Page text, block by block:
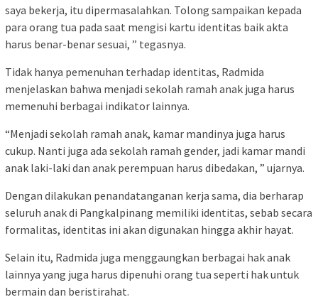
saya bekerja, itu dipermasalahkan. Tolong sampaikan kepada
para orang tua pada saat mengisi kartu identitas baik akta
harus benar-benar sesuai, ” tegasnya.
Tidak hanya pemenuhan terhadap identitas, Radmida
menjelaskan bahwa menjadi sekolah ramah anak juga harus
memenuhi berbagai indikator lainnya.
“Menjadi sekolah ramah anak, kamar mandinya juga harus
cukup. Nanti juga ada sekolah ramah gender, jadi kamar mandi
anak laki-laki dan anak perempuan harus dibedakan, ” ujarnya.
Dengan dilakukan penandatanganan kerja sama, dia berharap
seluruh anak di Pangkalpinang memiliki identitas, sebab secara
formalitas, identitas ini akan digunakan hingga akhir hayat.
Selain itu, Radmida juga menggaungkan berbagai hak anak
lainnya yang juga harus dipenuhi orang tua seperti hak untuk
bermain dan beristirahat.